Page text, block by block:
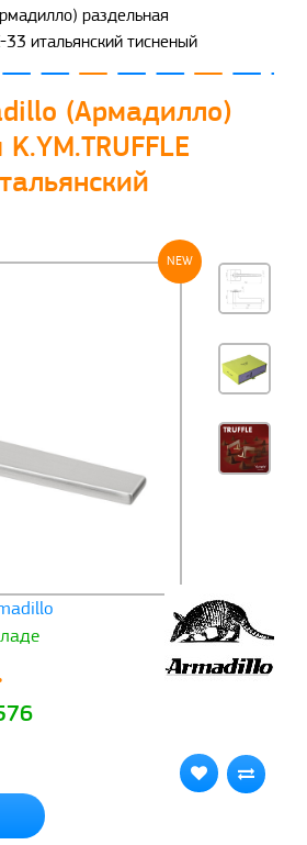
раздельная
33 итальянский тисненый
(Армадилло)
NEW